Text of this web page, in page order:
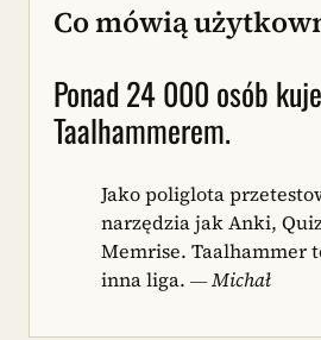
Co mówią
Ponad 24 000 osób
Taalhammerem.
Jako poliglota
narzędzia jak Anki,
Memrise. Taalhammer
inna liga. — Michał